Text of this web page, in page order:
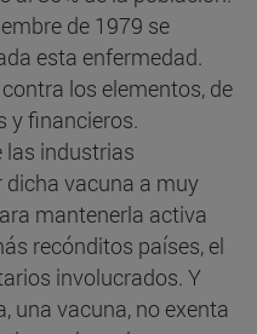
de 1979 se
esta enfermedad.
los elementos, de
y financieros.
las industrias
vacuna a muy
mantenerla activa
recónditos países, el
involucrados. Y
una vacuna, no exenta